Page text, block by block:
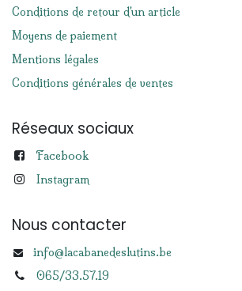
Conditions de retour d'un article
Moyens de paiement
Mentions légales
Conditions générales de ventes
Réseaux sociaux
Facebook
Instagram
Nous contacter
info@lacabanedeslutins.be
065/33.57.19